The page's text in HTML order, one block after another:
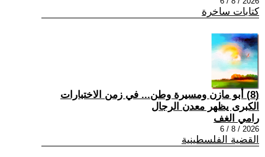
كتابات ساخرة
(8) أبو مازن ومسيرة وطن... في زمن الاختبارات
الكبرى يظهر معدن الرجال
رامي الغف
2026 / 8 / 6
القضية الفلسطينية